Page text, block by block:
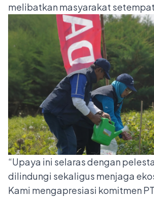
melibatkan masyarakat
“Upaya ini selaras dengan
dilindungi sekaligus menjaga
Kami mengapresiasi komitmen